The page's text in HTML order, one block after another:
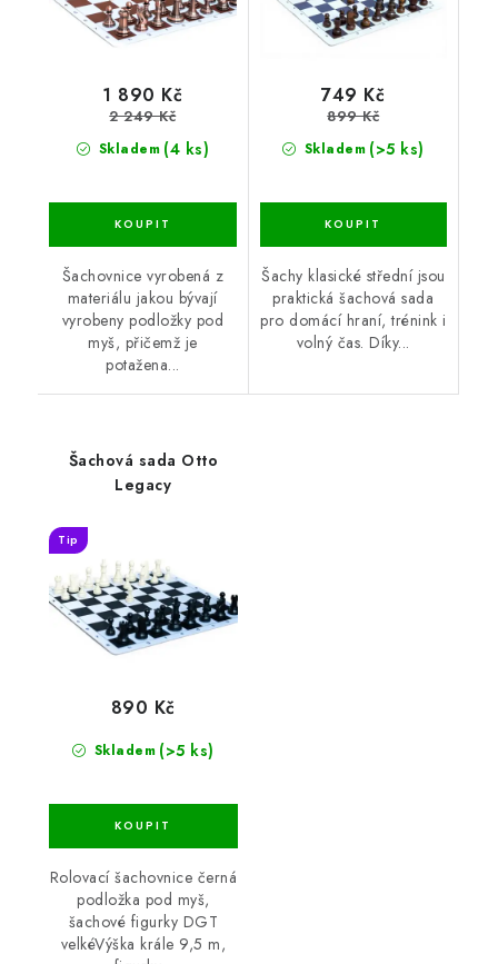
Skladem (4 ks)
1 890 Kč
2 249 Kč
Šachovnice vyrobená z
materiálu jakou bývají
vyrobeny podložky pod
myš, přičemž je
potažena...
Skladem (>5 ks)
749 Kč
899 Kč
Šachy klasické střední jsou
praktická šachová sada
pro domácí hraní, trénink i
volný čas. Díky...
Šachová sada Otto
Legacy
Tip
Skladem (>5 ks)
890 Kč
Rolovací šachovnice černá
podložka pod myš,
šachové figurky DGT
velkéVýška krále 9,5 m,